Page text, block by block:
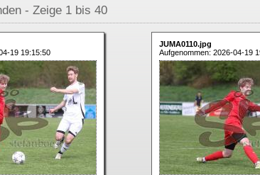
- Zeige 1 bis 40
19 19:15:50
JUMA0110.jpg
Aufgenommen: 2026-04-19